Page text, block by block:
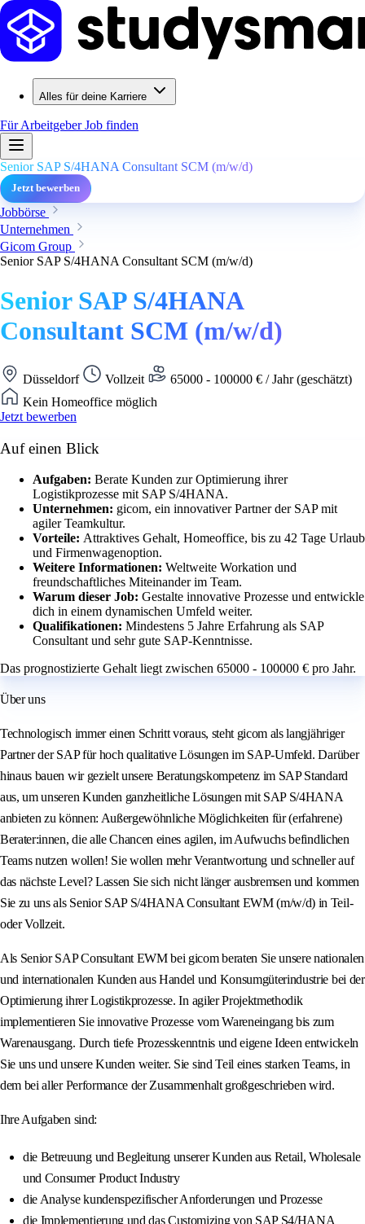
Alles für deine Karriere
Für ArbeitgeberJob finden
Senior SAP S/4HANA Consultant SCM (m/w/d)
Jetzt bewerben
Jobbörse
Unternehmen
Gicom Group
Senior SAP S/4HANA Consultant SCM (m/w/d)
Senior SAP S/4HANA
Consultant SCM (m/w/d)
Düsseldorf Vollzeit
65000 - 100000 € / Jahr (geschätzt)
Kein Homeoffice möglich
Jetzt bewerben
Auf einen Blick
Aufgaben: Berate Kunden zur Optimierung ihrer
Logistikprozesse mit SAP S/4HANA.
Unternehmen: gicom, ein innovativer Partner der SAP mit
agiler Teamkultur.
Vorteile: Attraktives Gehalt, Homeoffice, bis zu 42 Tage Urlaub
und Firmenwagenoption.
Weitere Informationen: Weltweite Workation und
freundschaftliches Miteinander im Team.
Warum dieser Job: Gestalte innovative Prozesse und entwickle
dich in einem dynamischen Umfeld weiter.
Qualifikationen: Mindestens 5 Jahre Erfahrung als SAP
Consultant und sehr gute SAP-Kenntnisse.
Das prognostizierte Gehalt liegt zwischen 65000 - 100000 € pro Jahr.
Über uns
Technologisch immer einen Schritt voraus, steht gicom als langjähriger
Partner der SAP für hoch qualitative Lösungen im SAP-Umfeld. Darüber
hinaus bauen wir gezielt unsere Beratungskompetenz im SAP Standard
aus, um unseren Kunden ganzheitliche Lösungen mit SAP S/4HANA
anbieten zu können: Außergewöhnliche Möglichkeiten für (erfahrene)
Berater:innen, die alle Chancen eines agilen, im Aufwuchs befindlichen
Teams nutzen wollen! Sie wollen mehr Verantwortung und schneller auf
das nächste Level? Lassen Sie sich nicht länger ausbremsen und kommen
Sie zu uns als Senior SAP S/4HANA Consultant EWM (m/w/d) in Teil-
oder Vollzeit.
Als Senior SAP Consultant EWM bei gicom beraten Sie unsere nationalen
und internationalen Kunden aus Handel und Konsumgüterindustrie bei der
Optimierung ihrer Logistikprozesse. In agiler Projektmethodik
implementieren Sie innovative Prozesse vom Wareneingang bis zum
Warenausgang. Durch tiefe Prozesskenntnis und eigene Ideen entwickeln
Sie uns und unsere Kunden weiter. Sie sind Teil eines starken Teams, in
dem bei aller Performance der Zusammenhalt großgeschrieben wird.
Ihre Aufgaben sind:
die Betreuung und Begleitung unserer Kunden aus Retail, Wholesale
und Consumer Product Industry
die Analyse kundenspezifischer Anforderungen und Prozesse
die Implementierung und das Customizing von SAP S4/HANA